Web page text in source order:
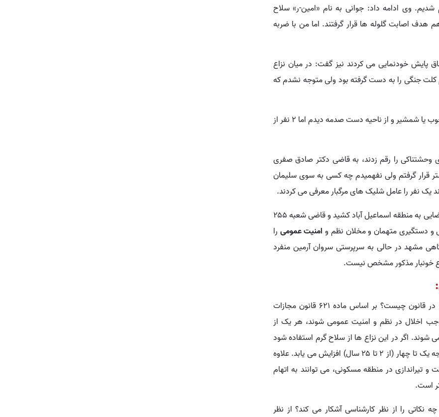
وی ادامه داد: جوانی به نام «امین-ر» سلاح
دیگری هم هدف اصابت گلوله ها قرار گرفتند. اما من با ضربه
پایش خودنمایی می کردند نیز گفت: در میان نزاع
جنگی را به دست گرفته بود ولی متوجه نشدم که
سومین مجروح این نزاع خونبار نیز گفت: من بر اثر اصابت چوب یا شمشیر و از ناحیه دست صدمه دیدم اما ۲ نفر از
را رقم زدند، به قاضی دکتر صادق صفری
قرار گرفتم ولی نفهمیدم چه کسی به سوی سلیمان
یک نفر را عامل شلیک های مرگبار معرفی می کردند.
با انجام تحقیقات میدانی در مرکز درمانی، دامنه تحقیقات قضایی به منطقه اسماعیل آباد کشید و قاضی شعبه ۲۵۵
و دستگیری متهمان و مخلان نظم و امنیت عمومی را
مشهد در حالی به سرپرستی سروان آرمین منفرد
خونبار مذکور مشخص نیست.
(حقوقی) ۱: مجازات شرکت در نزاع دسته جمعی مسلحانه در قانون چیست؟ بر اساس ماده ۶۲۱ قانون مجازات
اخلال در نظم و امنیت عمومی شوند، هر یک از
از ۶ ماه تا ۳ سال محکوم می شوند. اگر در این نزاع ها از سلاح گرم استفاده شود
(مانند وینچستر و کلت در این پرونده)، مجازات به حبس درجه یک تا چهار (از ۲ تا ۲۵ سال) افزایش می یابد. علاوه
تیراندازی در منطقه مسکونی، می توانند به اتهام
است.
بدن مقتول چه نکاتی را از نظر کارشناسی آشکار می کند؟ از نظر